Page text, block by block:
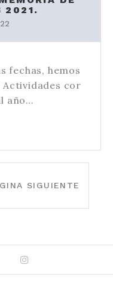
2021.
fechas, hemos
Actividades cor
año…
SIGUIENTE
Twitter